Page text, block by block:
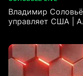
Владимир
управляет США |